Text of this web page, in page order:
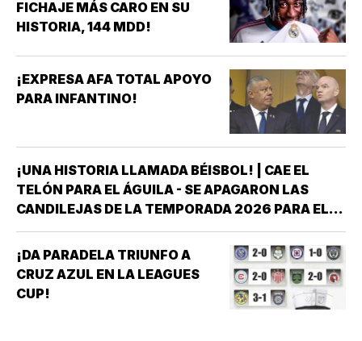
FICHAJE MÁS CARO EN SU
HISTORIA, 144 MDD!
¡EXPRESA AFA TOTAL APOYO
PARA INFANTINO!
¡UNA HISTORIA LLAMADA BÉISBOL! | CAE EL
TELÓN PARA EL ÁGUILA - SE APAGARON LAS
CANDILEJAS DE LA TEMPORADA 2026 PARA EL
ÁGUILA DE VERACRUZ *LA NOVENA JAROCHA
CERRÓ SU CALENDARIO CON UNA VICTORIA DE
10-6 SOBRE PERICOS DE PUEBLA, PERO EL
TRIUNFO YA NO…
¡DA PARADELA TRIUNFO A
CRUZ AZUL EN LA LEAGUES
CUP!